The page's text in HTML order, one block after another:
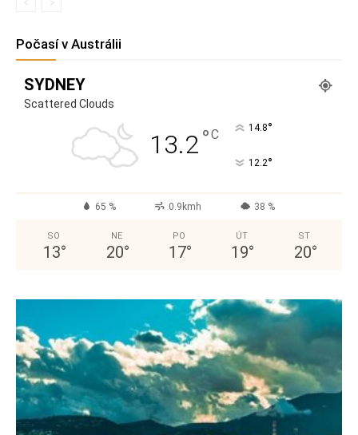
Počasí v Austrálii
SYDNEY
Scattered Clouds
13.2°C 14.8°
12.2°
65 % 0.9kmh 38 %
SO
13°
NE
20°
PO
17°
ÚT
19°
ST
20°